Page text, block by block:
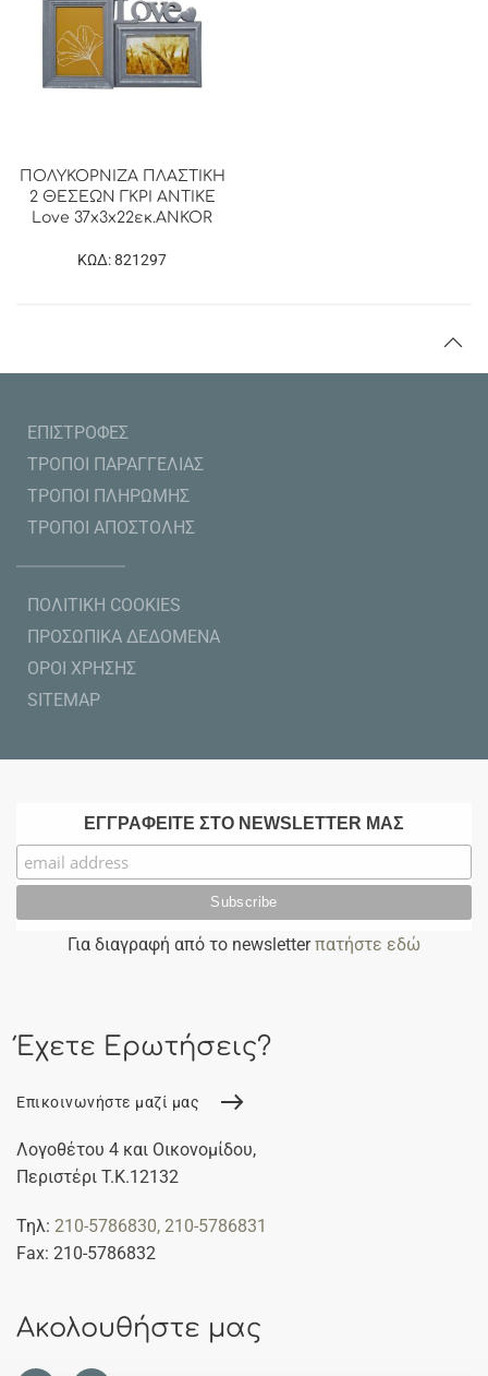
ΠΟΛΥΚΟΡΝΙΖΑ ΠΛΑΣΤΙΚΗ
2 ΘΕΣΕΩΝ ΓΚΡΙ ΑΝΤΙΚΕ
Love 37x3x22εκ.ANKOR
ΚΩΔ: 821297
ΕΠΙΣΤΡΟΦΕΣ
ΤΡΟΠΟΙ ΠΑΡΑΓΓΕΛΙΑΣ
ΤΡΟΠΟΙ ΠΛΗΡΩΜΗΣ
ΤΡΟΠΟΙ ΑΠΟΣΤΟΛΗΣ
ΠΟΛΙΤΙΚΗ COOKIES
ΠΡΟΣΩΠΙΚΑ ΔΕΔΟΜΕΝΑ
ΟΡΟΙ ΧΡΗΣΗΣ
SITEMAP
ΕΓΓΡΑΦΕΙΤΕ ΣΤΟ NEWSLETTER ΜΑΣ
Για διαγραφή από το newsletterπατήστε εδώ
Έχετε Ερωτήσεις?
Επικοινωνήστε μαζί μας
Λογοθέτου 4 και Οικονομίδου,
Περιστέρι Τ.Κ.12132
Τηλ: 210-5786830, 210-5786831
Fax: 210-5786832
Ακολουθήστε μας